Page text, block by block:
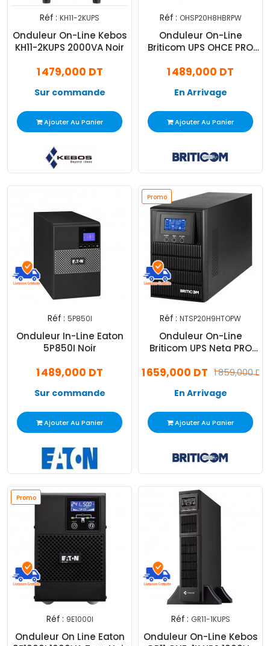
Réf : KH11-2KUPS
Onduleur On-Line Kebos
KH11-2KUPS 2000VA Noir
1 479,000 DT
Sur commande
Ajouter Au Panier
Réf : OHSP20H8HBRPW
Onduleur On-Line
Briticom UPS OHCE PRO
1 489,000 DT
En Arrivage
Ajouter Au Panier
Réf : 5P850I
Onduleur In-Line Eaton
5P850I Noir
1 489,000 DT
Sur commande
Ajouter Au Panier
Promo
Réf : NTSP20H9HTOPW
Onduleur On-Line
Briticom UPS Neta PRO
1 859,000 DT
1 659,000 DT
En Arrivage
Ajouter Au Panier
Promo
Réf : 9E1000I
Onduleur On Line Eaton
Réf : GR11-1KUPS
Onduleur On-Line Kebos